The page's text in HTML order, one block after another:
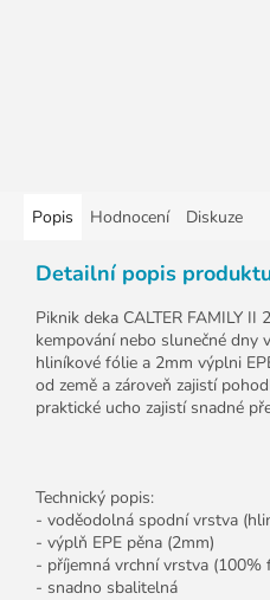
Popis Hodnocení Diskuze
Detailní popis
Piknik deka CALTER FAMILY
kempování nebo slunečné dny
hliníkové fólie a 2mm výplni
od země a zároveň zajistí
praktické ucho zajistí snadné
Technický popis:
- voděodolná spodní vrstva
- výplň EPE pěna (2mm)
- příjemná vrchní vrstva (100%
- snadno sbalitelná